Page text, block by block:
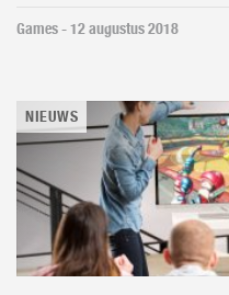
Games - 12 augustus 2018
NIEUWS